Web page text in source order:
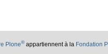
Plone®appartiennent à la Fondation